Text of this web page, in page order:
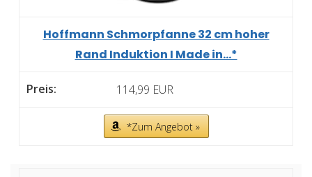
Hoffmann Schmorpfanne 32 cm hoher
Rand Induktion I Made in...*
114,99 EUR
*Zum Angebot »